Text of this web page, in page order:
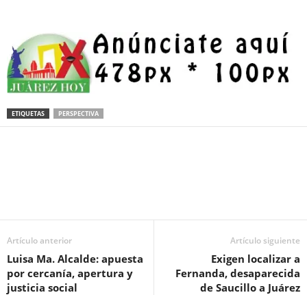
ETIQUETAS PERSPECTIVA
Artículo anterior
Luisa Ma. Alcalde: apuesta
por cercanía, apertura y
justicia social
Artículo siguiente
Exigen localizar a
Fernanda, desaparecida
de Saucillo a Juárez